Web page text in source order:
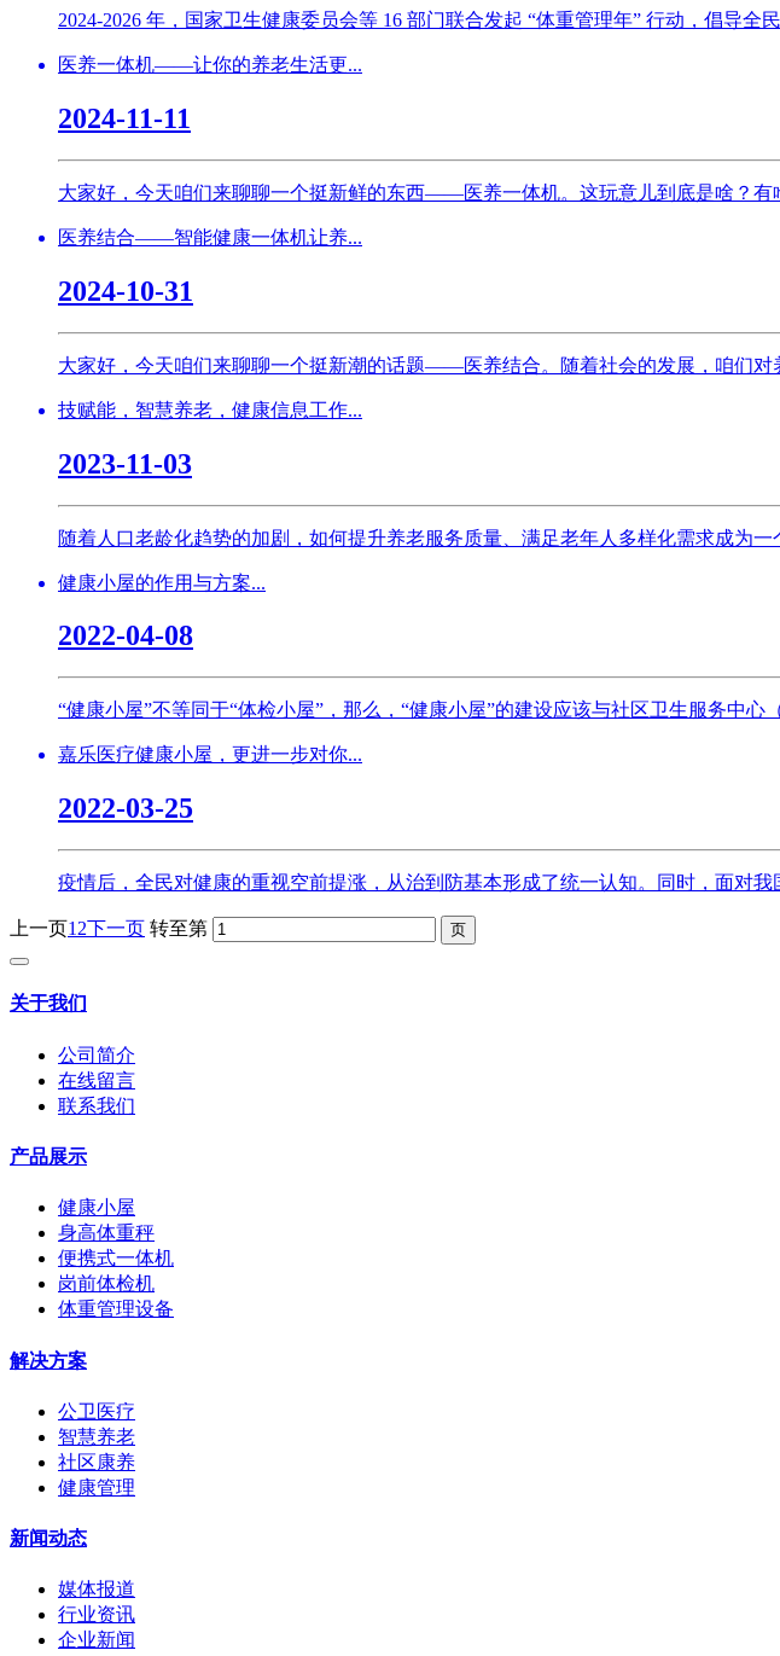
2024-2026 年，国家卫生健康委员会等 16 部门联合发起 “体重管理年” 行动，倡导
医养一体机——让你的养老生活更...
2024-11-11
大家好，今天咱们来聊聊一个挺新鲜的东西——医养一体机。这玩意儿到底是啥？
医养结合——智能健康一体机让养...
2024-10-31
大家好，今天咱们来聊聊一个挺新潮的话题——医养结合。随着社会的发展，咱们
技赋能，智慧养老，健康信息工作...
2023-11-03
随着人口老龄化趋势的加剧，如何提升养老服务质量、满足老年人多样化需求成为
健康小屋的作用与方案...
2022-04-08
“健康小屋”不等同于“体检小屋”，那么，“健康小屋”的建设应该与社区卫生服务中
嘉乐医疗健康小屋，更进一步对你...
2022-03-25
疫情后，全民对健康的重视空前提涨，从治到防基本形成了统一认知。同时，面对
上一页1 2下一页 转至第
关于我们
公司简介
在线留言
联系我们
产品展示
健康小屋
身高体重秤
便携式一体机
岗前体检机
体重管理设备
解决方案
公卫医疗
智慧养老
社区康养
健康管理
新闻动态
媒体报道
行业资讯
企业新闻